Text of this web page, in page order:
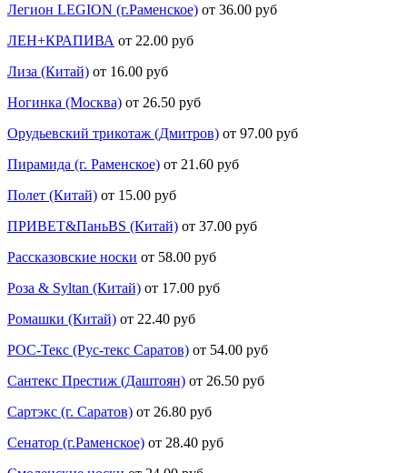
Легион LEGION (г.Раменское) от 36.00 руб
ЛЕН+КРАПИВА от 22.00 руб
Лиза (Китай) от 16.00 руб
Ногинка (Москва) от 26.50 руб
Орудьевский трикотаж (Дмитров) от 97.00 руб
Пирамида (г. Раменское) от 21.60 руб
Полет (Китай) от 15.00 руб
ПРИВЕТ&ПаньBS (Китай) от 37.00 руб
Рассказовские носки от 58.00 руб
Роза & Syltan (Китай) от 17.00 руб
Ромашки (Китай) от 22.40 руб
РОС-Текс (Рус-текс Саратов) от 54.00 руб
Сантекс Престиж (Даштоян) от 26.50 руб
Сартэкс (г. Саратов) от 26.80 руб
Сенатор (г.Раменское) от 28.40 руб